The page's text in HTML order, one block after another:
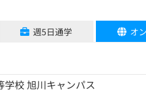
週5日通学 オ
学校 旭川キャンパス